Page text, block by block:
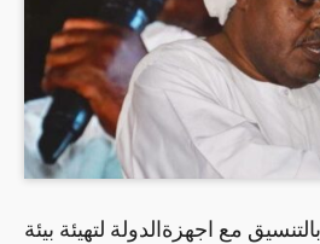
مع اجهزةالدولة لتهيئة بيئة